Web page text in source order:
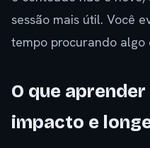
sessão mais útil. Você
tempo procurando algo
O que
impacto e